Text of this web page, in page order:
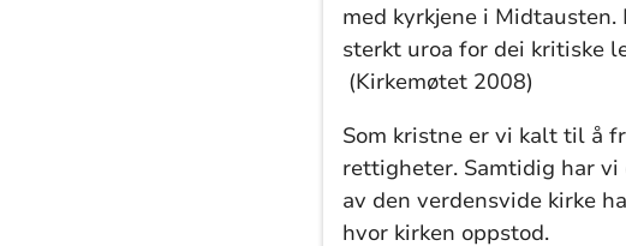
med kyrkjene i
sterkt uroa for dei kritiske
(Kirkemøtet 2008)
Som kristne er vi kalt til å
rettigheter. Samtidig har
av den verdensvide kirke
hvor kirken oppstod.